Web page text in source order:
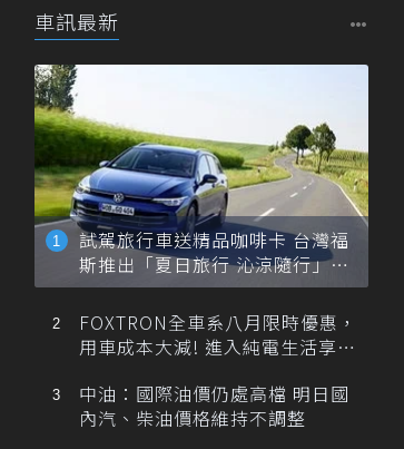
車訊最新
試駕旅行車送精品咖啡卡 台灣福
斯推出「夏日旅行 沁涼隨行」活
動
FOXTRON全車系八月限時優惠，
用車成本大減! 進入純電生活享
中油：國際油價仍處高檔 明日國
內汽、柴油價格維持不調整